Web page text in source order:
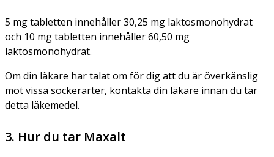
5 mg tabletten innehåller 30,25 mg laktosmonohydrat
och 10 mg tabletten innehåller 60,50 mg
laktosmonohydrat.
Om din läkare har talat om för dig att du är överkänslig
mot vissa sockerarter, kontakta din läkare innan du tar
detta läkemedel.
3. Hur du tar Maxalt